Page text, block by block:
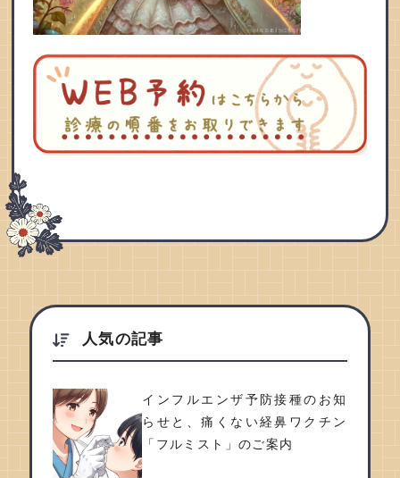
人気の記事
インフルエンザ予防接種のお知
らせと、痛くない経鼻ワクチン
「フルミスト」のご案内